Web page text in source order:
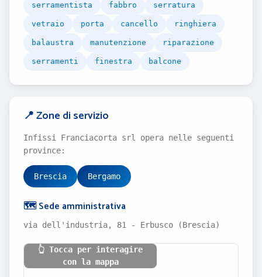
serramentista fabbro serratura
vetraio porta cancello ringhiera
balaustra manutenzione riparazione
serramenti finestra balcone
📍 Zone di servizio
Infissi Franciacorta srl opera nelle seguenti
province:
Brescia Bergamo
🗺️ Sede amministrativa
via dell'industria, 81 - Erbusco (Brescia)
👆 Tocca per interagire
con la mappa